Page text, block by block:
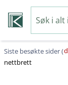
Siste besøkte sider (
nettbrett